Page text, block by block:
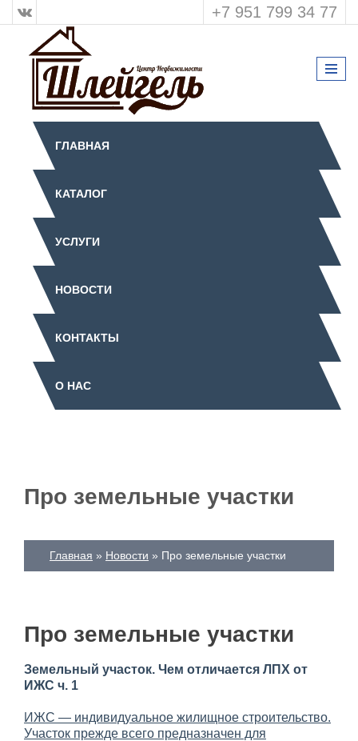
+7 951 799 34 77
ГЛАВНАЯ
КАТАЛОГ
УСЛУГИ
НОВОСТИ
КОНТАКТЫ
О НАС
Про земельные участки
Главная Новости Про земельные участки
Про земельные участки
Земельный участок. Чем отличается ЛПХ от
ИЖС ч. 1
ИЖС — индивидуальное жилищное строительство.
Участок прежде всего предназначен для